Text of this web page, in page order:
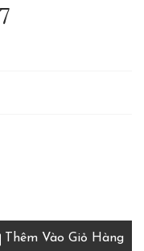
Thêm Vào Giỏ Hàng